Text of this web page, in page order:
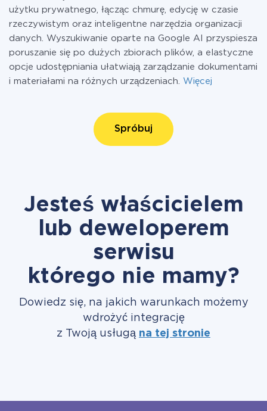
użytku prywatnego, łącząc chmurę, edycję w czasie
rzeczywistym oraz inteligentne narzędzia organizacji
danych. Wyszukiwanie oparte na Google AI przyspiesza
poruszanie się po dużych zbiorach plików, a elastyczne
opcje udostępniania ułatwiają zarządzanie dokumentami
i materiałami na różnych urządzeniach. Więcej
Spróbuj
Jesteś właścicielem
lub deweloperem
serwisu
którego nie mamy?
Dowiedz się, na jakich warunkach możemy
wdrożyć integrację
z Twoją usługą na tej stronie